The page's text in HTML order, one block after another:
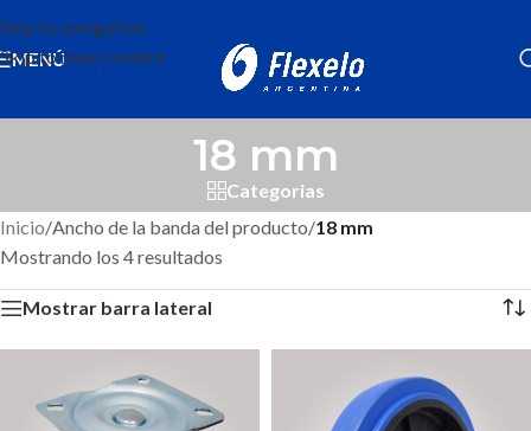
Skip to navigation
Skip to main content
MENÚ
18 mm
Categorias
Inicio/Ancho de la banda del producto/18 mm
Mostrando los 4 resultados
Mostrar barra lateral